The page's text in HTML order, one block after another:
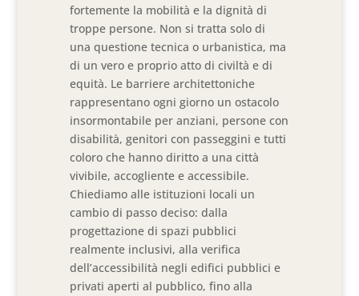
fortemente la mobilità e la dignità di
troppe persone. Non si tratta solo di
una questione tecnica o urbanistica, ma
di un vero e proprio atto di civiltà e di
equità. Le barriere architettoniche
rappresentano ogni giorno un ostacolo
insormontabile per anziani, persone con
disabilità, genitori con passeggini e tutti
coloro che hanno diritto a una città
vivibile, accogliente e accessibile.
Chiediamo alle istituzioni locali un
cambio di passo deciso: dalla
progettazione di spazi pubblici
realmente inclusivi, alla verifica
dell’accessibilità negli edifici pubblici e
privati aperti al pubblico, fino alla